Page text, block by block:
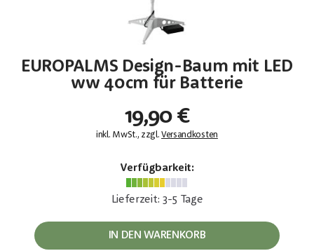
EUROPALMS Design-Baum mit LED
ww 40cm für Batterie
19,90 €
inkl. MwSt., zzgl.Versandkosten
Verfügbarkeit:
Lieferzeit: 3-5 Tage
IN DEN WARENKORB